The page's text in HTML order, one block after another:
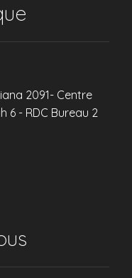
2091- Centre
6 - RDC Bureau 2